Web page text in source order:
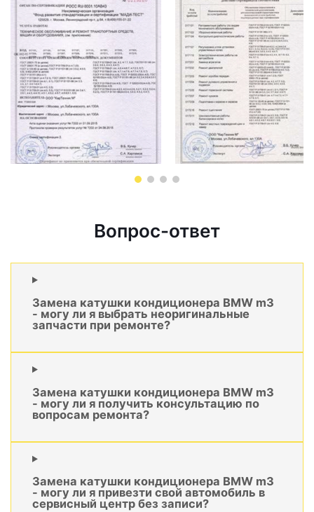
Вопрос-ответ
Замена катушки кондиционера BMW m3
- могу ли я выбрать неоригинальные
запчасти при ремонте?
Замена катушки кондиционера BMW m3
- могу ли я получить консультацию по
вопросам ремонта?
Замена катушки кондиционера BMW m3
- могу ли я привезти свой автомобиль в
сервисный центр без записи?